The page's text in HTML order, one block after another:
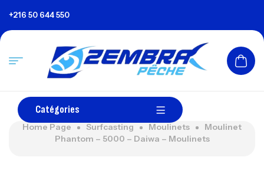
+216 50 644 550
Catégories
Home Page Surfcasting Moulinets
Moulinet
Phantom – 5000 – Daiwa – Moulinets